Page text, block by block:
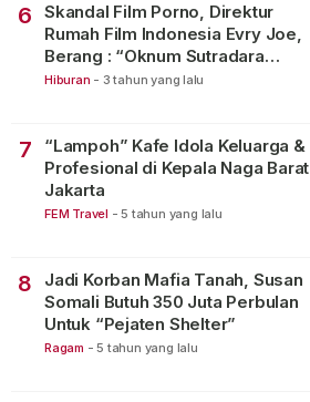
6
Skandal Film Porno, Direktur
Rumah Film Indonesia Evry Joe,
Berang : “Oknum Sutradara
Merusak Perfilman Indonesia”!
Hiburan - 3 tahun yang lalu
7
“Lampoh” Kafe Idola Keluarga &
Profesional di Kepala Naga Barat
Jakarta
FEM Travel - 5 tahun yang lalu
8
Jadi Korban Mafia Tanah, Susan
Somali Butuh 350 Juta Perbulan
Untuk “Pejaten Shelter”
Ragam - 5 tahun yang lalu